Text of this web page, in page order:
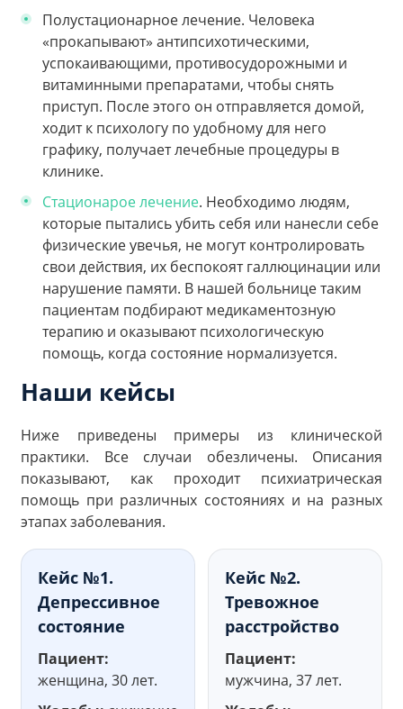
Полустационарное лечение. Человека
«прокапывают» антипсихотическими,
успокаивающими, противосудорожными и
витаминными препаратами, чтобы снять
приступ. После этого он отправляется домой,
ходит к психологу по удобному для него
графику, получает лечебные процедуры в
клинике.
Стационарое лечение. Необходимо людям,
которые пытались убить себя или нанесли себе
физические увечья, не могут контролировать
свои действия, их беспокоят галлюцинации или
нарушение памяти. В нашей больнице таким
пациентам подбирают медикаментозную
терапию и оказывают психологическую
помощь, когда состояние нормализуется.
Наши кейсы
Ниже приведены примеры из клинической
практики. Все случаи обезличены. Описания
показывают, как проходит психиатрическая
помощь при различных состояниях и на разных
этапах заболевания.
Кейс №1.
Депрессивное
состояние
Пациент:
женщина, 30 лет.
Кейс №2.
Тревожное
расстройство
Пациент:
мужчина, 37 лет.